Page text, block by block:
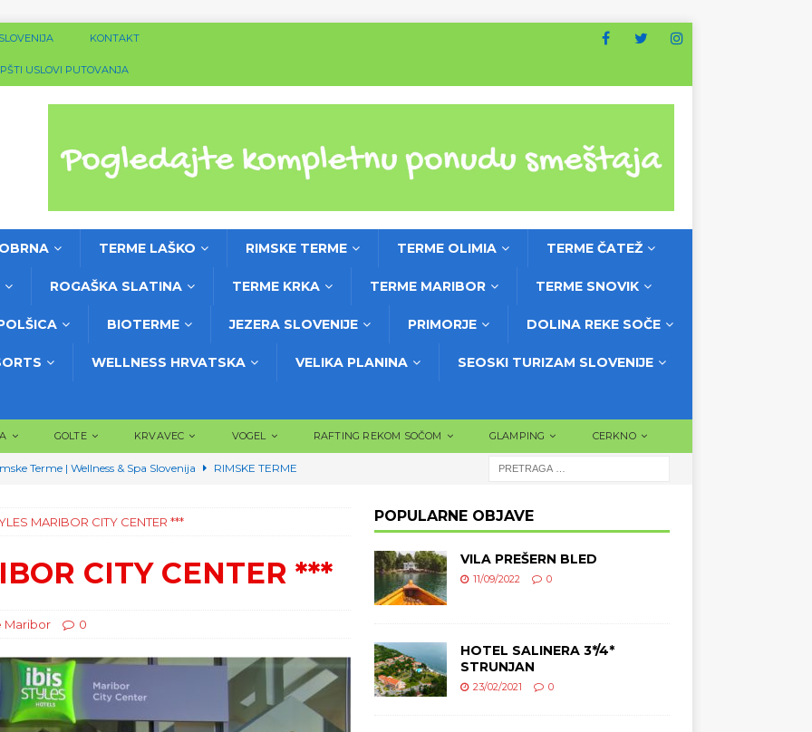
KONTAKT
USLOVI PUTOVANJA
TERME LAŠKO RIMSKE TERME TERME OLIMIA TERME ČATEŽ
ROGAŠKA SLATINA TERME KRKA TERME MARIBOR TERME SNOVIK
BIOTERME JEZERA SLOVENIJE PRIMORJE DOLINA REKE SOČE
WELLNESS HRVATSKA VELIKA PLANINA SEOSKI TURIZAM SLOVENIJE
GOLTE KRVAVEC VOGEL RAFTING REKOM SOČOM GLAMPING CERKNO
Terme | Wellness & Spa Slovenija RIMSKE TERME
Olimia | Wellness & Spa Slovenija
Čatež | Wellness & Spa Slovenija TERME ČATEŽ
MARIBOR CITY CENTER ***
CITY CENTER ***
Maribor 0
POPULARNE OBJAVE
VILA PREŠERN BLED
11/09/2022 0
HOTEL SALINERA 3*/4*
STRUNJAN
23/02/2021 0